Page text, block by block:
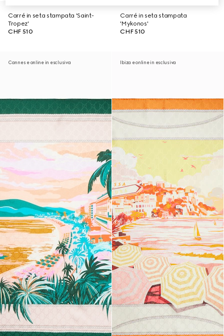
Carré in seta stampata 'Saint-
Tropez'
CHF 510
Carré in seta stampata
'Mykonos'
CHF 510
Cannes e online in esclusiva Ibiza e online in esclusiva